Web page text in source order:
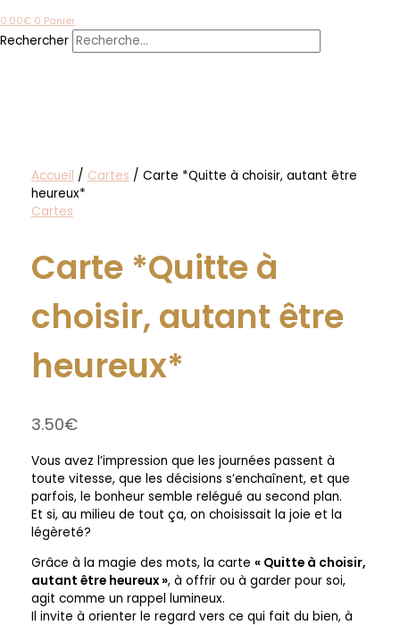
0.00€ 0 Panier
Rechercher
Accueil / Cartes / Carte *Quitte à choisir, autant être
heureux*
Cartes
Carte *Quitte à
choisir, autant être
heureux*
3.50€
Vous avez l’impression que les journées passent à
toute vitesse, que les décisions s’enchaînent, et que
parfois, le bonheur semble relégué au second plan.
Et si, au milieu de tout ça, on choisissait la joie et la
légèreté?
Grâce à la magie des mots, la carte « Quitte à choisir,
autant être heureux », à offrir ou à garder pour soi,
agit comme un rappel lumineux.
Il invite à orienter le regard vers ce qui fait du bien, à